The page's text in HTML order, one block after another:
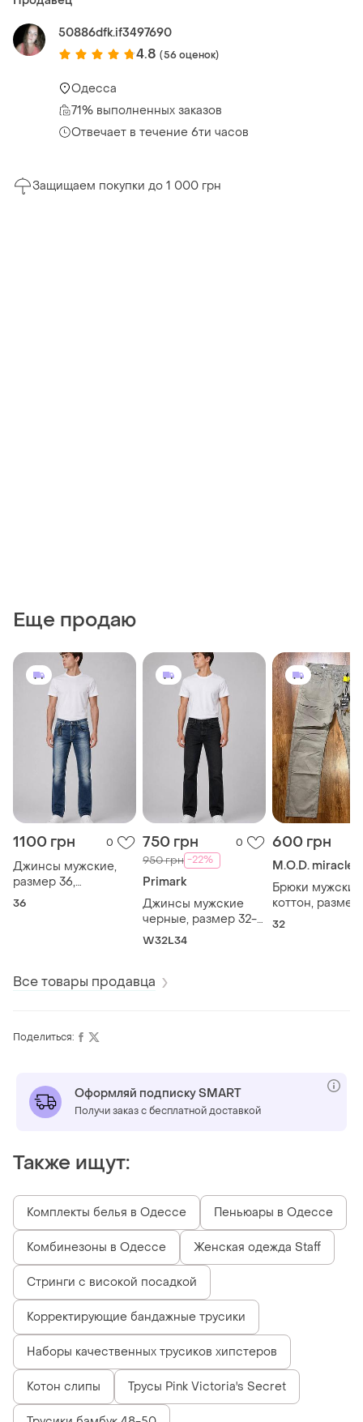
50886dfk.if3497690
4.8 (56 оценок)
Одесса
71% выполненных заказов
Отвечает в течение 6ти часов
Защищаем покупки до 1 000 грн
Еще продаю
1100 грн 0
Джинсы мужские,
размер 36,
итальялия
36
750 грн 0
950 грн -22%
Primark
Джинсы мужские
черные, размер 32-
34
W32L34
600 грн
Брюки
коттон,
32
Все товары продавца
Поделиться:
Оформляй подписку SMART
Получи заказ с бесплатной доставкой
Также ищут:
Комплекты белья в Одессе Пеньюары в Одессе
Комбинезоны в Одессе Женская одежда Staff
Стринги с високой посадкой
Корректирующие бандажные трусики
Наборы качественных трусиков хипстеров
Котон слипы Трусы Pink Victoria's Secret